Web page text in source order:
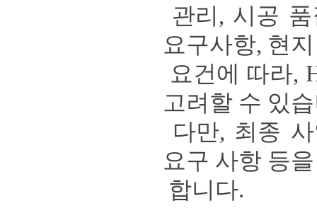
관리 , 시공
요구사항, 현
요건에 따라,
고려할 수 있
다만, 최종
요구 사항 등
합니다.